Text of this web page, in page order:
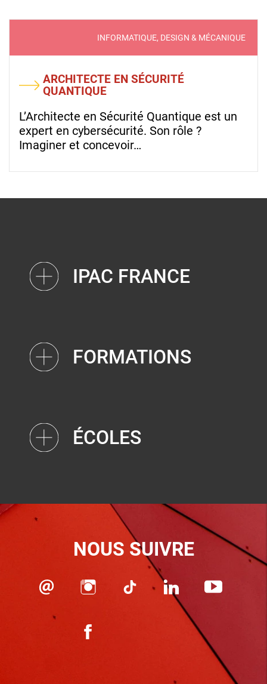
ARCHITECTE EN SÉCURITÉ
QUANTIQUE
INFORMATIQUE, DESIGN & MÉCANIQUE
L’Architecte en Sécurité Quantique est un
expert en cybersécurité. Son rôle ?
Imaginer et concevoir…
IPAC FRANCE
FORMATIONS
ÉCOLES
NOUS SUIVRE